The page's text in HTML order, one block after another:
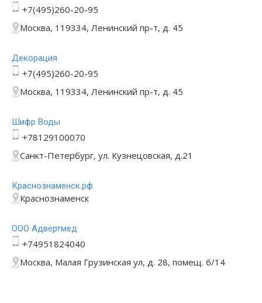
+7(495)260-20-95
Москва, 119334, Ленинский пр-т, д. 45
Декорация
+7(495)260-20-95
Москва, 119334, Ленинский пр-т, д. 45
Шифр Воды
+78129100070
Санкт-Петербург, ул. Кузнецовская, д.21
Краснознаменск.рф
Краснознаменск
ООО Адвертмед
+74951824040
Москва, Малая Грузинская ул, д. 28, помещ. 6/14